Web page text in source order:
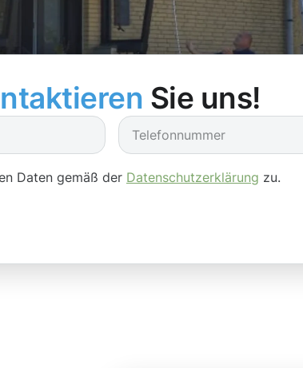
Sie uns!
Daten gemäß der Datenschutzerklärung zu.